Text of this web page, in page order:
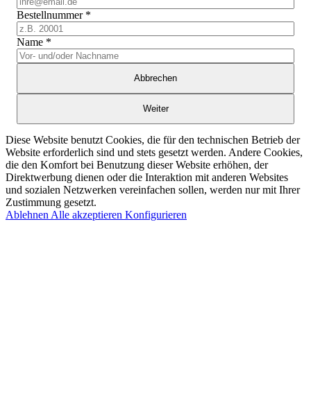
Bestellnummer *
Name *
Abbrechen
Weiter
Diese Website benutzt Cookies, die für den technischen Betrieb der
Website erforderlich sind und stets gesetzt werden. Andere Cookies,
die den Komfort bei Benutzung dieser Website erhöhen, der
Direktwerbung dienen oder die Interaktion mit anderen Websites
und sozialen Netzwerken vereinfachen sollen, werden nur mit Ihrer
Zustimmung gesetzt.
Ablehnen Alle akzeptieren Konfigurieren